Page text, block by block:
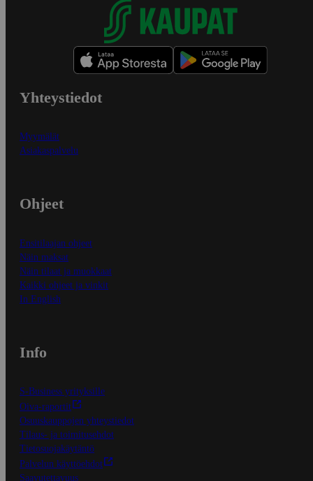
Yhteystiedot
Myymälät
Asiakaspalvelu
Ohjeet
Ensitilaajan ohjeet
Näin maksat
Näin tilaat ja muokkaat
Kaikki ohjeet ja vinkit
In English
Info
S-Business yrityksille
Oiva-raportit
Osuuskauppojen yhteystiedot
Tilaus- ja toimitusehdot
Tietosuojakäytäntö
Palvelun käyttöehdot
Saavutettavuus